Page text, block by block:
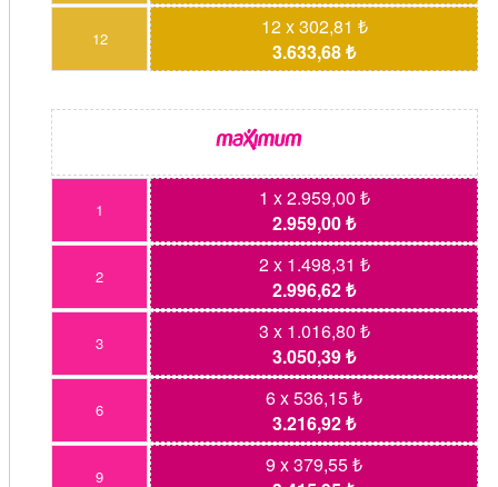
12
12 x 302,81 ₺
3.633,68 ₺
1
1 x 2.959,00 ₺
2.959,00 ₺
2
2 x 1.498,31 ₺
2.996,62 ₺
3
3 x 1.016,80 ₺
3.050,39 ₺
6
6 x 536,15 ₺
3.216,92 ₺
9
9 x 379,55 ₺